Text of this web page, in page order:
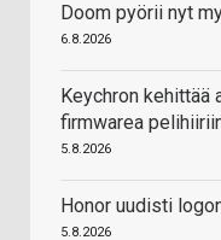
Doom pyörii nyt
6.8.2026
Keychron kehittää
firmwarea
5.8.2026
Honor uudisti
5.8.2026